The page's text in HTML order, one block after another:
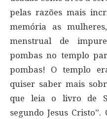
pelas razões mais
memória as
menstrual de
pombas no templo
pombas! O templo
quiser saber mais
que leia o livro de
segundo Jesus